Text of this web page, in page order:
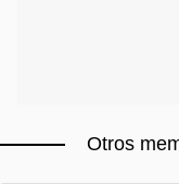
Otros